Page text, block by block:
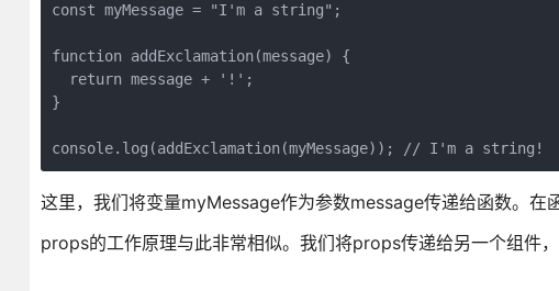
const myMessage = "I'm a string";
function addExclamation(message) {
  return message + '!';
}
这里，我们将变量myMessage作为参数message传递给函数。在
props的工作原理与此非常相似。我们将props传递给另一个组件